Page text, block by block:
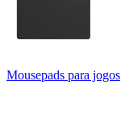
Mousepads para jogos